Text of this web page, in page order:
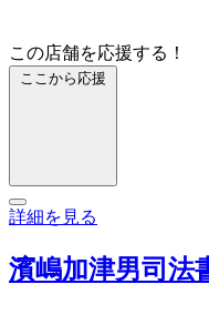
この店舗を応援する！
ここから応援
詳細を見る
濱嶋加津男司法